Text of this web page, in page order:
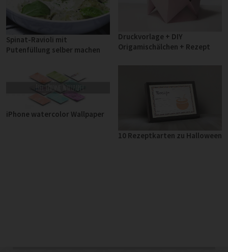
Spinat-Ravioli mit
Putenfüllung selber machen
Druckvorlage + DIY
Origamischälchen + Rezept
iPhone watercolor Wallpaper
10 Rezeptkarten zu Halloween